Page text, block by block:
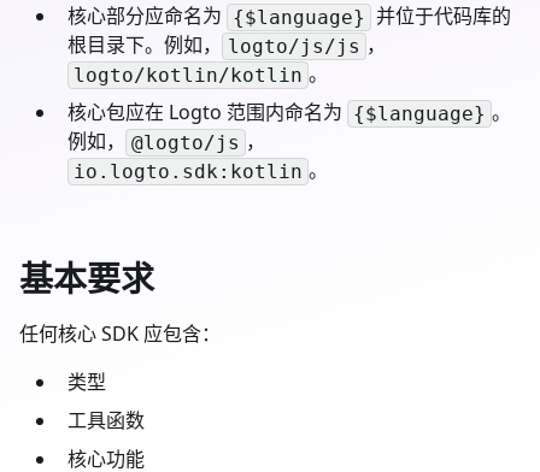
核心部分应命名为 {$language} 并位于代码库的
根目录下。例如，
logto/js/js ，
logto/kotlin/kotlin 。
核心包应在 Logto 范围内命名为 {$language} 。
例如，
@logto/js ，
io.logto.sdk:kotlin 。
基本要求
任何核心 SDK 应包含：
类型
工具函数
核心功能